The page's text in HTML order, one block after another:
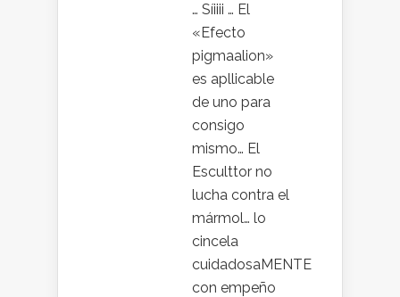
… Síiiii … El
«Efecto
pigmaalion»
es apllicable
de uno para
consigo
mismo… El
Esculttor no
lucha contra el
mármol… lo
cincela
cuidadosaMENTE
con empeño